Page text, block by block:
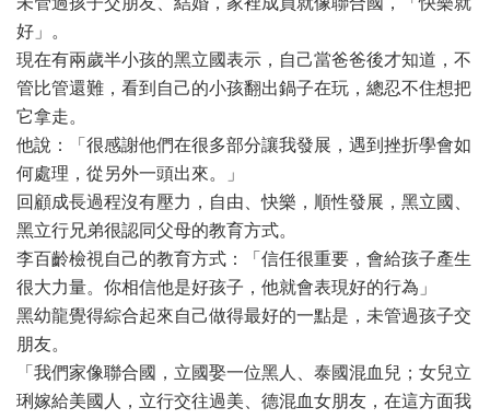
好」。
現在有兩歲半小孩的黑立國表示，自己當爸爸後才知道，不
管比管還難，看到自己的小孩翻出鍋子在玩，總忍不住想把
它拿走。
他說：「很感謝他們在很多部分讓我發展，遇到挫折學會如
何處理，從另外一頭出來。」
回顧成長過程沒有壓力，自由、快樂，順性發展，黑立國、
黑立行兄弟很認同父母的教育方式。
李百齡檢視自己的教育方式：「信任很重要，會給孩子產生
很大力量。你相信他是好孩子，他就會表現好的行為」
黑幼龍覺得綜合起來自己做得最好的一點是，未管過孩子交
朋友。
「我們家像聯合國，立國娶一位黑人、泰國混血兒；女兒立
琍嫁給美國人，立行交往過美、德混血女朋友，在這方面我